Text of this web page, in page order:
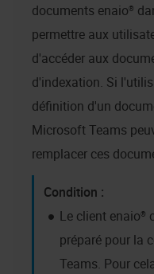
documents enaio®
permettre aux
d'accéder aux
d'indexation. Si
définition d'un
Microsoft Teams
remplacer ces
Le client enaio®
préparé pour la
Teams. Pour